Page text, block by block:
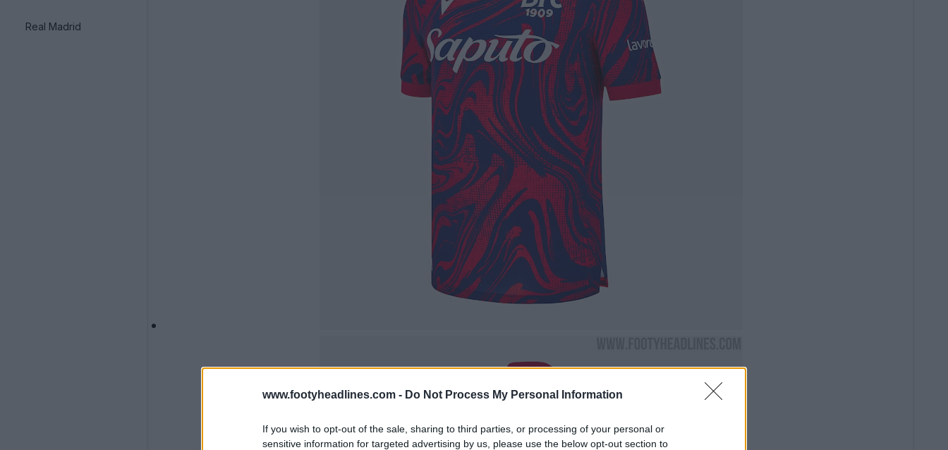
www.footyheadlines.com - Do Not Process My Personal Information
If you wish to opt-out of the sale, sharing to third parties, or processing of your personal or
sensitive information for targeted advertising by us, please use the below opt-out section to
Real Madrid